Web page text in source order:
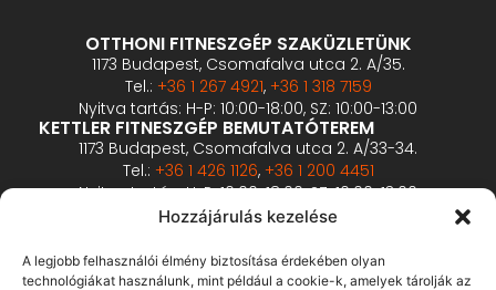
Hozzájárulás kezelése
A legjobb felhasználói élmény biztosítása érdekében olyan
technológiákat használunk, mint például a cookie-k, amelyek tárolják az
OTTHONI FITNESZGÉP SZAKÜZLETÜNK
1173 Budapest, Csomafalva utca 2. A/35.
Tel.: +36 1 267 4921, +36 1 318 7159
Nyitva tartás: H-P: 10:00-18:00, SZ: 10:00-13:00
KETTLER FITNESZGÉP BEMUTATÓTEREM
1173 Budapest, Csomafalva utca 2. A/33-34.
Tel.: +36 1 426 1126, +36 1 200 4451
Nyitva tartás: H-P: 10:00-18:00, SZ: 10:00-13:00
PROFESSZIONÁLIS FITNESZGÉP BEMUTATÓTEREM
2360 Gyál, Vállalkozó u. 12.
Tel.: +36 1 900 0657
Nyitva tartás: előzetes bejelentkezés alapján